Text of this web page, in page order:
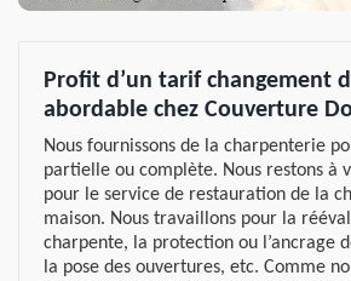
Profit d’un tarif changement
abordable chez Couverture
Nous fournissons de la charpenterie
partielle ou complète. Nous restons à
pour le service de restauration de la
maison. Nous travaillons pour la
charpente, la protection ou l’ancrage
la pose des ouvertures, etc. Comme